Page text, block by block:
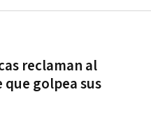
reclaman al
golpea sus